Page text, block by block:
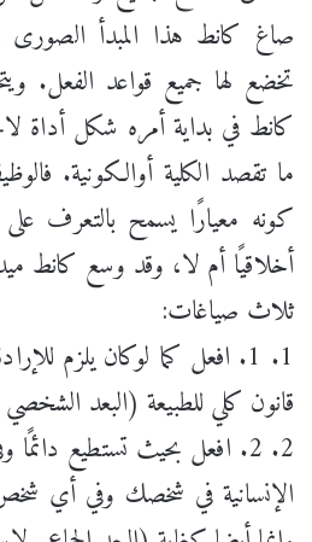
صاغ كانط هذا المبدأ
تخضع لها جميع قواعد الفعل.
كانط في بداية أمره شكل أداة
ما تقصد الكلية أوالكونية.
كونه معيارًا يسمح بالتعرف
أخلاقيًا أم لا، وقد وسع كانط
ثلاث صياغات:
1. 1. افعل كما لوكان يلزم
قانون كلي للطبيعة (البعد
2. 2. افعل بحيث تستطيع
الإنسانية في شخصك وفي أي